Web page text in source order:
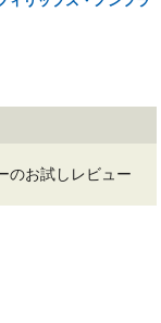
のお試しレビュー